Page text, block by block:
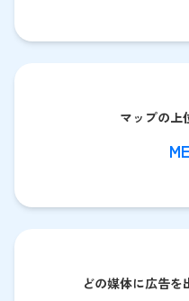
マップの上
どの媒体に広告